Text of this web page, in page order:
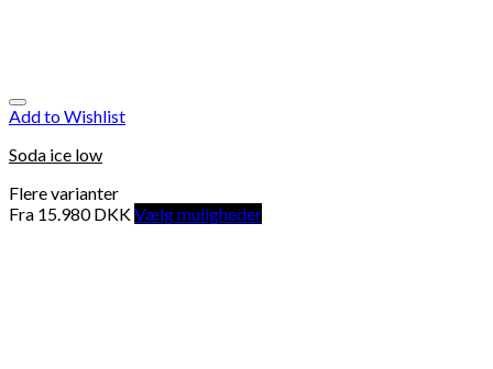
Add to Wishlist
Soda ice low
Flere varianter
Fra 15.980DKKVælg muligheder